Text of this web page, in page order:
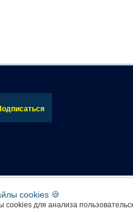
cookies 🍪
для анализа